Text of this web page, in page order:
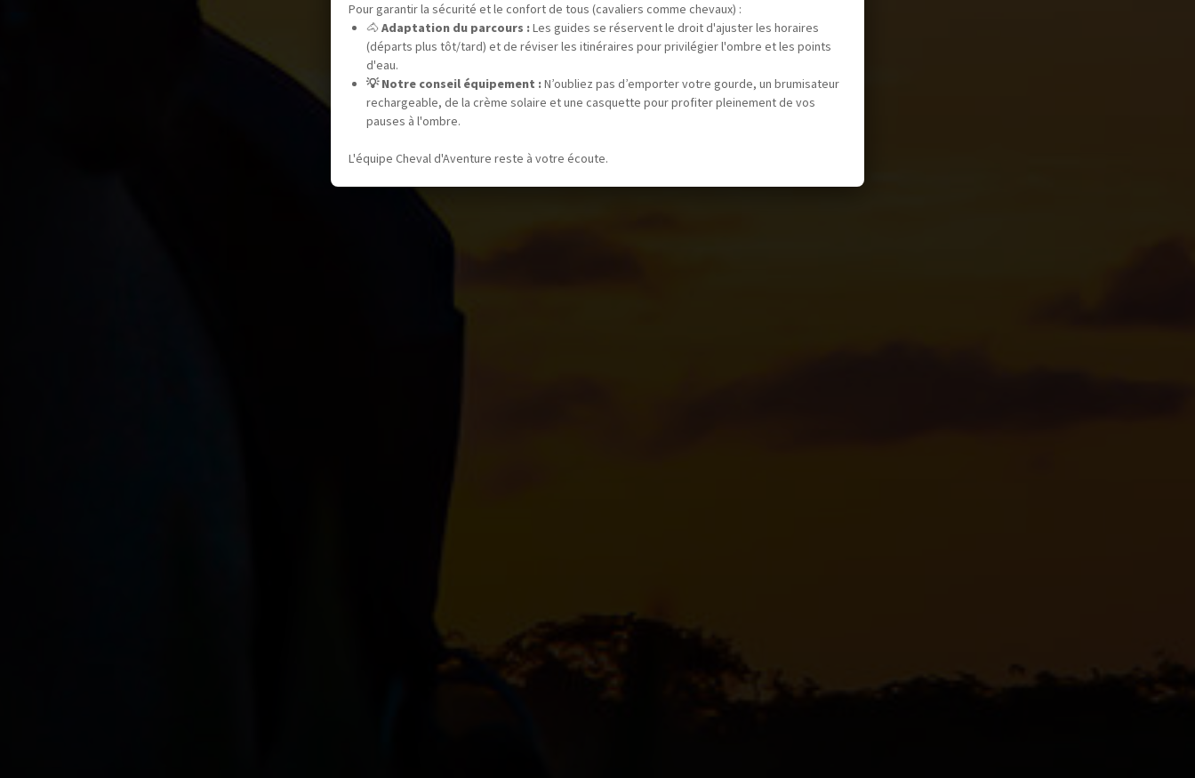
Pour garantir la sécurité et le confort de tous (cavaliers comme chevaux) :
🐴 Adaptation du parcours :Les guides se réservent le droit d'ajuster les horaires
(départs plus tôt/tard) et de réviser les itinéraires pour privilégier l'ombre et les points
d'eau.
💡 Notre conseil équipement :N’oubliez pas d’emporter votre gourde, un brumisateur
rechargeable, de la crème solaire et une casquette pour profiter pleinement de vos
pauses à l'ombre.
L'équipe Cheval d'Aventure reste à votre écoute.